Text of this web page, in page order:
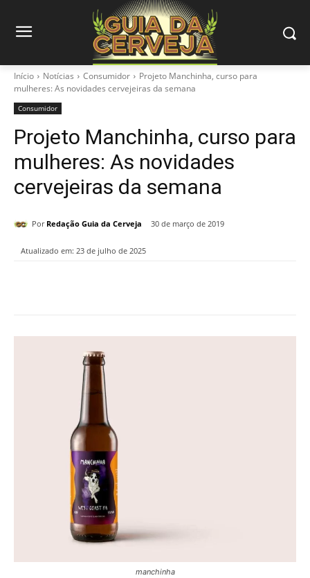
Início Notícias Consumidor
Projeto Manchinha, curso para
mulheres: As novidades cervejeiras da semana
Consumidor
Projeto Manchinha, curso para
mulheres: As novidades
cervejeiras da semana
Por Redação Guia da Cerveja 30 de março de 2019
Atualizado em: 23 de julho de 2025
manchinha